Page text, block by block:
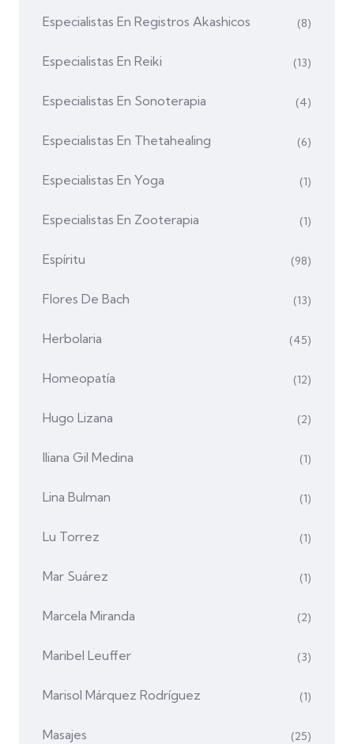
Especialistas En Registros Akashicos (8)
Especialistas En Reiki (13)
Especialistas En Sonoterapia (4)
Especialistas En Thetahealing (6)
Especialistas En Yoga (1)
Especialistas En Zooterapia (1)
Espíritu (98)
Flores De Bach (13)
Herbolaria (45)
Homeopatía (12)
Hugo Lizana (2)
Iliana Gil Medina (1)
Lina Bulman (1)
Lu Torrez (1)
Mar Suárez (1)
Marcela Miranda (2)
Maribel Leuffer (3)
Marisol Márquez Rodríguez (1)
Masajes (25)